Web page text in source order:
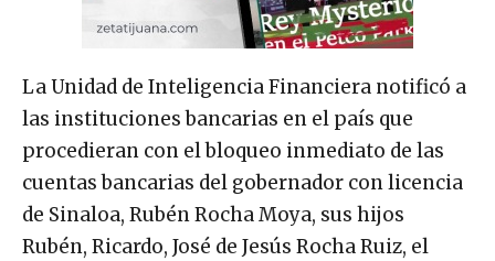
La Unidad de Inteligencia Financiera notificó a
las instituciones bancarias en el país que
procedieran con el bloqueo inmediato de las
cuentas bancarias del gobernador con licencia
de Sinaloa, Rubén Rocha Moya, sus hijos
Rubén, Ricardo, José de Jesús Rocha Ruiz, el